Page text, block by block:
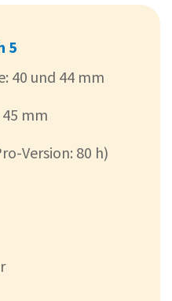
5
40 und 44 mm
mm
Version: 80 h)